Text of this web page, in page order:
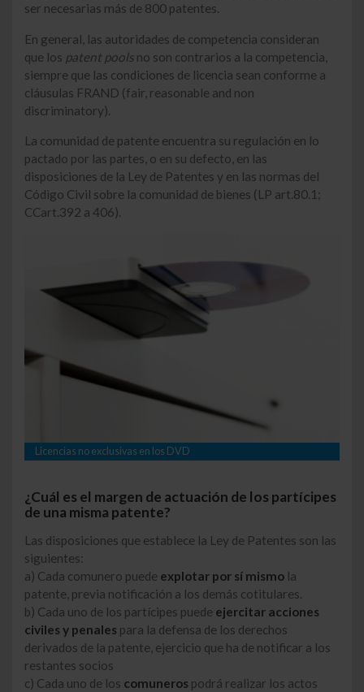
ser necesarias más de 800 patentes.
En general, las autoridades de competencia consideran
que los patent pools no son contrarios a la competencia,
siempre que las condiciones de licencia sean conforme a
cláusulas FRAND (fair, reasonable and non
discriminatory).
La comunidad de patente encuentra su regulación en lo
pactado por las partes, o en su defecto, en las
disposiciones de la Ley de Patentes y en las normas del
Código Civil sobre la comunidad de bienes (LP art.80.1;
CCart.392 a 406).
Licencias no exclusivas en los DVD
¿Cuál es el margen de actuación de los partícipes
de una misma patente?
Las disposiciones que establece la Ley de Patentes son las
siguientes:
a) Cada comunero puede explotar por sí mismo la
patente, previa notificación a los demás cotitulares.
b) Cada uno de los partícipes puede ejercitar acciones
civiles y penales para la defensa de los derechos
derivados de la patente, ejercicio que ha de notificar a los
restantes socios
c) Cada uno de los comuneros podrá realizar los actos